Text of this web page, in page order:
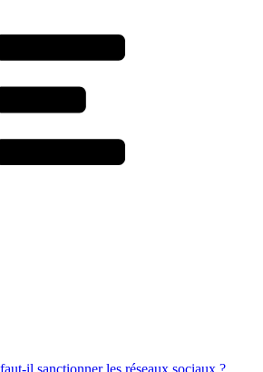
il sanctionner les réseaux sociaux ?